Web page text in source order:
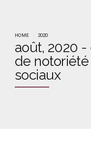
HOME 2020
août, 2020
de
sociaux